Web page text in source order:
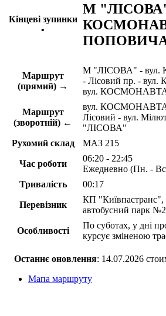
Кінцеві зупинки
•
М
Маршрут
(прямий) →
М "ЛІСОВА" - вул.
- Лісовий пр. - вул.
вул.
Маршрут
(зворотній) ←
вул.
Лісовий - вул.
"ЛІСОВА"
Рухомий склад
МАЗ 215
Час роботи
06:20 - 22:45
Ежедневно (Пн. -
Тривалість 00:17
Перевізник
КП "Київпастранс",
автобусний парк №2
Особливості
По суботах, у дні
курсує зміненою
Останнє оновлення: 14.07.2026
Мапа маршруту